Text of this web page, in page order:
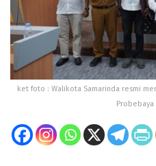
ket foto : Walikota Samarinda resmi